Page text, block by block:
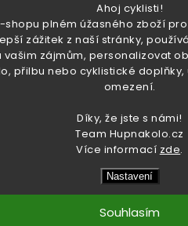
Ahoj cyklisti!
plném úžasného zboží
zážitek z naší stránky,
zájmům, personalizovat
přilbu nebo cyklistické
omezení.
Díky, že jste s námi!
Team Hupnakolo.cz
Více informací zde.
Nastavení
Souhlasím